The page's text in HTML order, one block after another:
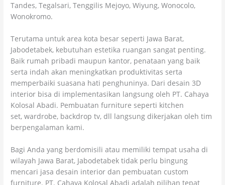
Tandes, Tegalsari, Tenggilis Mejoyo, Wiyung, Wonocolo,
Wonokromo.
Terutama untuk area kota besar seperti Jawa Barat,
Jabodetabek, kebutuhan estetika ruangan sangat penting.
Baik rumah pribadi maupun kantor, penataan yang baik
serta indah akan meningkatkan produktivitas serta
memperbaiki suasana hati penghuninya. Dari desain 3D
interior bisa di implementasikan langsung oleh PT. Cahaya
Kolosal Abadi. Pembuatan furniture seperti kitchen
set, wardrobe, backdrop tv, dll langsung dikerjakan oleh tim
berpengalaman kami.
Bagi Anda yang berdomisili atau memiliki tempat usaha di
wilayah Jawa Barat, Jabodetabek tidak perlu bingung
mencari jasa desain interior dan pembuatan custom
furniture. PT. Cahaya Kolosal Abadi adalah pilihan tepat